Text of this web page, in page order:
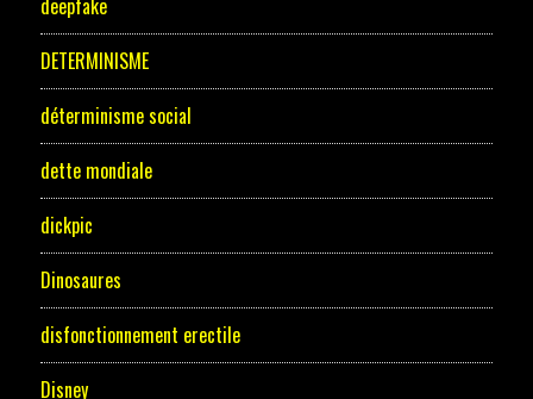
deepfake
DETERMINISME
déterminisme social
dette mondiale
dickpic
Dinosaures
disfonctionnement erectile
Disney